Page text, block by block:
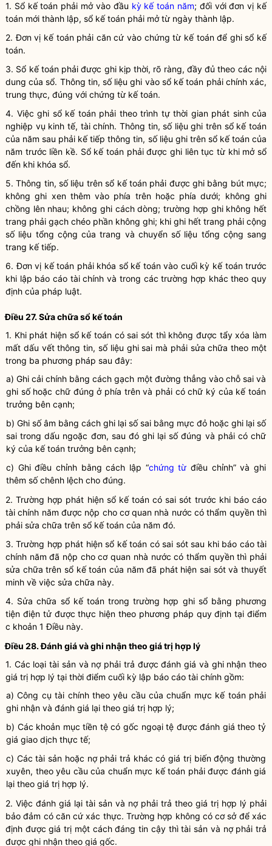
1. Sổ kế toán phải mở vào đầu kỳ kế toán năm; đối vớiđơn vị kế
toán mới thành lập, sổ kế toán phải mở từ ngày thành lập.
2.Đơn vị kế toánphải căn cứ vào chứng từ kế toánđể ghi sổ kế
toán.
3. Sổ kế toán phải được ghi kịp thời, rõ ràng, đầy đủ theo các nội
dung của sổ. Thông tin, số liệu ghi vào sổ kế toán phải chính xác,
trung thực, đúng với chứng từ kế toán.
4. Việc ghi sổ kế toánphải theo trình tự thời gian phát sinh của
nghiệp vụ kinh tế, tài chính. Thông tin, số liệu ghi trên sổ kế toán
của năm sau phải kế tiếp thông tin, số liệu ghi trên sổ kế toáncủa
năm trước liền kề. Sổ kế toán phải được ghi liên tục từ khi mở sổ
đến khi khóa sổ.
5. Thông tin, số liệu trên sổ kế toánphải được ghi bằng bút mực;
không ghi xen thêm vào phía trên hoặc phía dưới; không ghi
chồng lên nhau; không ghi cách dòng; trường hợp ghi không hết
trang phải gạch chéo phần không ghi; khi ghi hết trang phải cộng
số liệu tổng cộng của trang và chuyển số liệu tổng cộng sang
trang kế tiếp.
6.Đơn vị kế toán phải khóa sổ kế toán vào cuối kỳ kế toántrước
khi lập báo cáo tài chính và trong các trường hợp khác theo quy
định của pháp luật.
Điều 27. Sửa chữa sổ kế toán
1. Khi phát hiện sổ kế toán có sai sót thì không được tẩy xóa làm
mất dấu vết thông tin, số liệu ghi sai mà phải sửa chữa theo một
trong ba phương pháp sau đây:
a) Ghi cải chính bằng cách gạch một đường thẳng vào chỗ sai và
ghi số hoặc chữ đúng ở phía trên và phải có chữ ký của kế toán
trưởng bên cạnh;
b) Ghi số âm bằng cách ghi lại số sai bằng mực đỏ hoặc ghi lại số
sai trong dấu ngoặc đơn, sau đó ghi lại số đúng và phải có chữ
ký của kế toán trưởng bên cạnh;
c) Ghi điều chỉnh bằng cách lập “chứng từ điều chỉnh” và ghi
thêm số chênh lệch cho đúng.
2. Trường hợp phát hiện sổ kế toán có sai sót trước khi báo cáo
tài chính năm được nộp cho cơ quan nhà nước có thẩm quyềnthì
phải sửa chữa trên sổ kế toán của năm đó.
3. Trường hợp phát hiện sổ kế toán có sai sót sau khi báo cáo tài
chính năm đã nộp cho cơ quan nhà nước có thẩm quyềnthì phải
sửa chữa trên sổ kế toán của năm đã phát hiện sai sót và thuyết
minh về việc sửa chữa này.
4. Sửa chữa sổ kế toántrong trường hợp ghi sổ bằng phương
tiện điện tửđược thực hiện theo phương pháp quy định tại điểm
c khoản 1 Điều này.
Điều 28. Đánh giá và ghi nhận theo giá trị hợp lý
1. Các loại tài sản và nợ phải trả được đánh giá và ghi nhận theo
giá trị hợp lý tại thời điểm cuối kỳ lập báo cáo tài chính gồm:
a) Công cụ tài chính theo yêu cầu của chuẩn mực kế toánphải
ghi nhận và đánh giá lại theo giá trị hợp lý;
b) Các khoản mục tiền tệ có gốc ngoại tệ được đánh giá theo tỷ
giá giao dịch thực tế;
c) Các tài sản hoặc nợ phải trả khác có giá trị biến động thường
xuyên, theo yêu cầu của chuẩn mực kế toán phải được đánh giá
lại theo giá trị hợp lý.
2. Việc đánh giá lại tài sản và nợ phải trả theo giá trị hợp lý phải
bảo đảm có căn cứ xác thực. Trường hợp không có cơ sở để xác
định được giá trị một cách đáng tin cậy thì tài sản và nợ phải trả
được ghi nhận theo giá gốc.